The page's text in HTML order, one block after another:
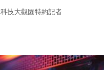
科技大觀園特約記者